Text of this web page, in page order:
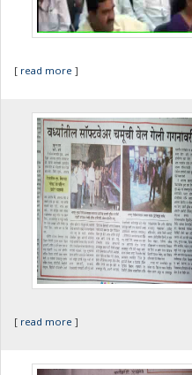
[ read more ]
[ read more ]